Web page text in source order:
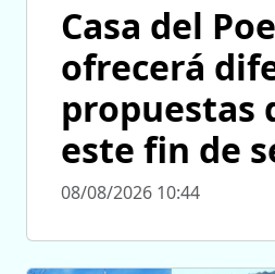
Casa del
ofrecerá
propuestas
este fin de
08/08/2026 10:44